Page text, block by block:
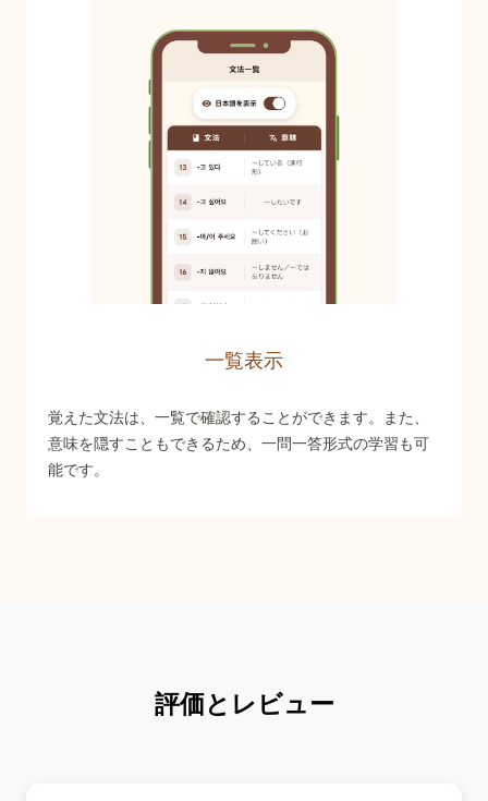
一覧表示
覚えた文法は、一覧で確認することができます。また、
意味を隠すこともできるため、一問一答形式の学習も可
能です。
評価とレビュー